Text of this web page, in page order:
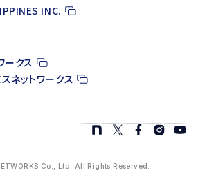
INC.
ークス
ネットワークス
Co., Ltd. All Rights Reserved.